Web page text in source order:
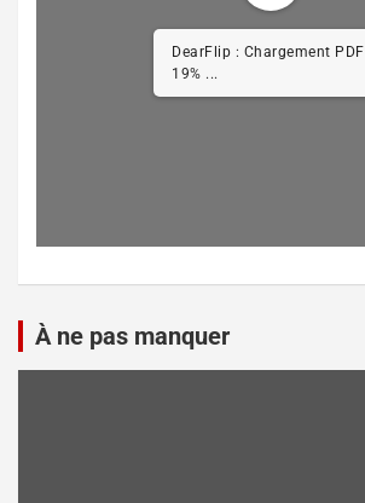
DearFlip : Chargement PDF
29% ...
À ne pas manquer